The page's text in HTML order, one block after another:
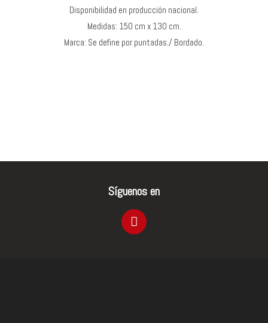
Disponibilidad en producción nacional.
Medidas: 150 cm x 130 cm.
Marca: Se define por puntadas./ Bordado.
Síguenos en